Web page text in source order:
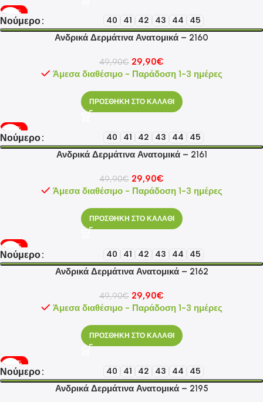
-40%
Νούμερο 40 41 42 43 44 45
Ανδρικά Δερμάτινα Ανατομικά – 2160
49,90€ 29,90€
Άμεσα διαθέσιμο - Παράδοση 1-3 ημέρες
ΠΡΟΣΘΗΚΗ ΣΤΟ ΚΑΛΑΘΙ
-40%
Νούμερο 40 41 42 43 44 45
Ανδρικά Δερμάτινα Ανατομικά – 2161
49,90€ 29,90€
Άμεσα διαθέσιμο - Παράδοση 1-3 ημέρες
ΠΡΟΣΘΗΚΗ ΣΤΟ ΚΑΛΑΘΙ
-40%
Νούμερο 40 41 42 43 44 45
Ανδρικά Δερμάτινα Ανατομικά – 2162
49,90€ 29,90€
Άμεσα διαθέσιμο - Παράδοση 1-3 ημέρες
ΠΡΟΣΘΗΚΗ ΣΤΟ ΚΑΛΑΘΙ
-56%
Νούμερο 40 41 42 43 44 45
Ανδρικά Δερμάτινα Ανατομικά – 2195